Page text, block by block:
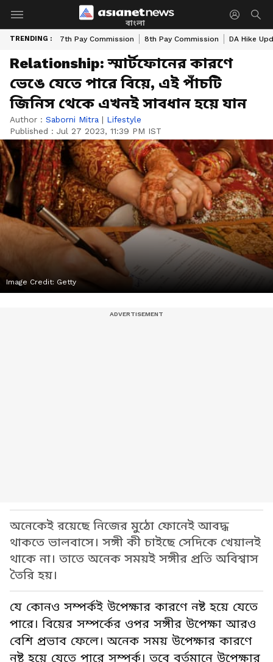
বাংলা
TRENDING : 7th Pay Commission 8th Pay Commission DA Hike
Relationship: স্মার্টফোনের কারণে
ভেঙে যেতে পারে বিয়ে, এই পাঁচটি
জিনিস থেকে এখনই সাবধান হয়ে যান
Author : Saborni Mitra | Lifestyle
Published : Jul 27 2023, 11:39 PM IST
Image Credit: Getty
অনেকেই রয়েছে নিজের মুঠো ফোনেই আবদ্ধ
থাকতে ভালবাসে। সঙ্গী কী চাইছে সেদিকে খেয়ালই
থাকে না। তাতে অনেক সময়ই সঙ্গীর প্রতি অবিশ্বাস
তৈরি হয়।
যে কোনও সম্পর্কই উপেক্ষার কারণে নষ্ট হয়ে যেতে
পারে। বিয়ের সম্পর্কের ওপর সঙ্গীর উপেক্ষা আরও
বেশি প্রভাব ফেলে। অনেক সময় উপেক্ষার কারণে
নষ্ট হয়ে যেতে পারে সম্পর্ক। তবে বর্তমানে উপেক্ষার